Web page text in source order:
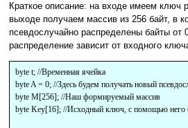
Краткое описание: на входе имеем ключ
выходе получаем массив из 256 байт, в
псевдослучайно распределены байты от
распределение зависит от входного
byte t; //Временная ячейка
byte A = 0; //Здесь будем получать новый
byte M[256]; //Наш формируемый массив
byte Key[16]; //Исходный ключ, с помощью него